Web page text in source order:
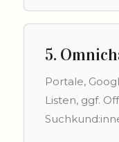
5.
Portale,
Listen, ggf.